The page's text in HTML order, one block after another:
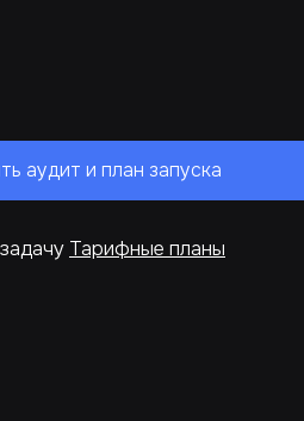
аудит и план запуска
Тарифные планы